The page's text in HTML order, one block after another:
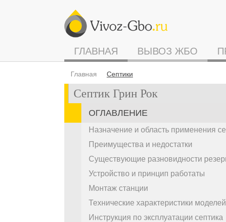
ГЛАВНАЯ ВЫВОЗ ЖБО
Главная Септики
Cептик Грин Рок
ОГЛАВЛЕНИЕ
Назначение и область применения
Преимущества и недостатки
Существующие разновидности
Устройство и принцип работаты
Монтаж станции
Технические характеристики моделей
Инструкция по эксплуатации септика